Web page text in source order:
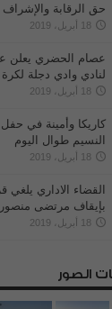
حق الرقابة والإشراف
18 أبريل، 2019
عصام الحضري يعلن
لنادي وادي دجلة لكرة
18 أبريل، 2019
كاريكا وأمينة في
النسيم طوال اليوم
18 أبريل، 2019
القضاء الاداري يلغي
بإيقاف مرتضى منصور
18 أبريل، 2019
الصور